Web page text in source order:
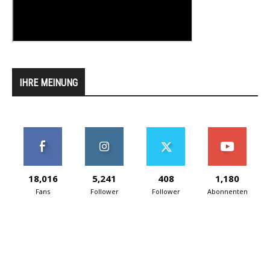
IHRE MEINUNG
18,016
Fans
5,241
Follower
408
Follower
1,180
Abonnenten